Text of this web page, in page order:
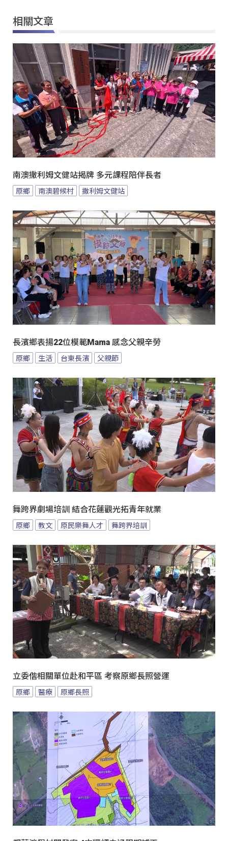
相關文章
南澳撒利姆文健站揭牌 多元課程陪伴長者
原鄉 南澳碧候村 撒利姆文健站
長濱鄉表揚22位模範Mama 感念父親辛勞
原鄉 生活 台東長濱 父親節
舞跨界劇場培訓 結合花蓮觀光拓青年就業
原鄉 教文 原民樂舞人才 舞跨界培訓
立委偕相關單位赴和平區 考察原鄉長照營運
原鄉 醫療 原鄉長照